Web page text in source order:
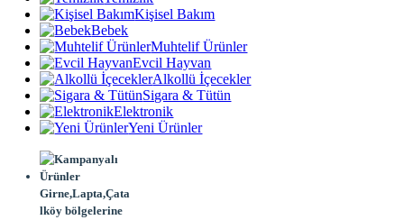
Kişisel Bakım
Bebek
Muhtelif Ürünler
Evcil Hayvan
Alkollü İçecekler
Sigara & Tütün
Elektronik
Yeni Ürünler
Girne,Lapta,Çata
lköy bölgelerine